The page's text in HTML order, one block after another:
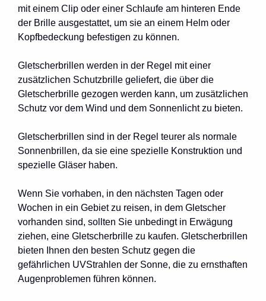
mit einem Clip oder einer Schlaufe am hinteren Ende
der Brille ausgestattet, um sie an einem Helm oder
Kopfbedeckung befestigen zu können.
Gletscherbrillen werden in der Regel mit einer
zusätzlichen Schutzbrille geliefert, die über die
Gletscherbrille gezogen werden kann, um zusätzlichen
Schutz vor dem Wind und dem Sonnenlicht zu bieten.
Gletscherbrillen sind in der Regel teurer als normale
Sonnenbrillen, da sie eine spezielle Konstruktion und
spezielle Gläser haben.
Wenn Sie vorhaben, in den nächsten Tagen oder
Wochen in ein Gebiet zu reisen, in dem Gletscher
vorhanden sind, sollten Sie unbedingt in Erwägung
ziehen, eine Gletscherbrille zu kaufen. Gletscherbrillen
bieten Ihnen den besten Schutz gegen die
gefährlichen UVStrahlen der Sonne, die zu ernsthaften
Augenproblemen führen können.